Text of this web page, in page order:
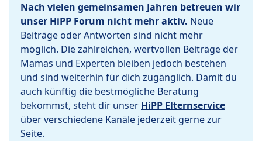
Nach vielen gemeinsamen Jahren betreuen wir
unser HiPP Forum nicht mehr aktiv. Neue
Beiträge oder Antworten sind nicht mehr
möglich. Die zahlreichen, wertvollen Beiträge der
Mamas und Experten bleiben jedoch bestehen
und sind weiterhin für dich zugänglich. Damit du
auch künftig die bestmögliche Beratung
bekommst, steht dir unser HiPP Elternservice
über verschiedene Kanäle jederzeit gerne zur
Seite.